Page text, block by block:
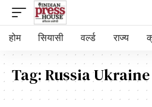
होम सियासी वर्ल्ड राज्य
Tag:Russia